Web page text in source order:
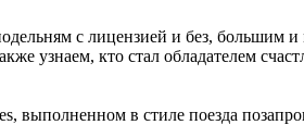
с лицензией и без, большим
узнаем, кто стал обладателем
выполненном в стиле поезда